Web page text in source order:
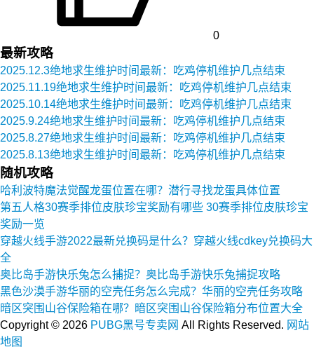
0
最新攻略
2025.12.3绝地求生维护时间最新：吃鸡停机维护几点结束
2025.11.19绝地求生维护时间最新：吃鸡停机维护几点结束
2025.10.14绝地求生维护时间最新：吃鸡停机维护几点结束
2025.9.24绝地求生维护时间最新：吃鸡停机维护几点结束
2025.8.27绝地求生维护时间最新：吃鸡停机维护几点结束
2025.8.13绝地求生维护时间最新：吃鸡停机维护几点结束
随机攻略
哈利波特魔法觉醒龙蛋位置在哪？潜行寻找龙蛋具体位置
第五人格30赛季排位皮肤珍宝奖励有哪些 30赛季排位皮肤珍宝
奖励一览
穿越火线手游2022最新兑换码是什么？穿越火线cdkey兑换码大
全
奥比岛手游快乐兔怎么捕捉？奥比岛手游快乐兔捕捉攻略
黑色沙漠手游华丽的空壳任务怎么完成？华丽的空壳任务攻略
暗区突围山谷保险箱在哪？暗区突围山谷保险箱分布位置大全
Copyright © 2026 PUBG黑号专卖网 All Rights Reserved. 网站
地图